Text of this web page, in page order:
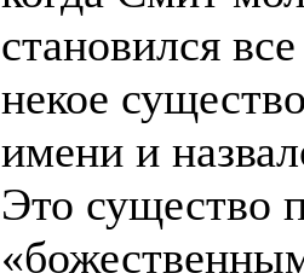
становился
некое
имени и
Это существо